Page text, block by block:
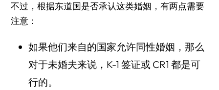
不过，根据东道国是否承认这类婚姻，有两点需要
注意：
如果他们来自的国家允许同性婚姻，那么
对于未婚夫来说，K-1 签证或 CR1 都是可
行的。